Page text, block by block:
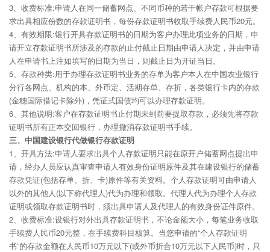
3、收费标准:申请人在同一储蓄网点、不同币种的若干帐户存款可根据要
求出具相应份数的存款证明书，每份存款证明书收取手续费人民币20元。
4、有效期限:银行开具存款证明书的日期为客户办理此项业务的日期，申
请开立存款证明书所涉及的存款的止付截止日期由申请人决定，并由申请
人在申请书上注如填写的日期为当日，则截止日为开证当日。
5、存款种类:用于办理存款证明书业务的存单为客户本人在中国农业银行
分行各网点、机构的本、外币定、活期存单、存折，各类银行卡内的存款
(金穗国际借记卡除外)，凭证式国债均可以办理存款证明。
6、其他说明:客户在存款证明书止付期未到前要提取存款，必须先将存款
证明书所有正本交回银行，办理撤消存款证明书手续。
三、中国建设银行代做银行存款证明
1、开具方法:申请人要求出具个人存款证明只能在原开户储蓄网点提出申
请，经办人员应认真审查申请人有效身份证明原件及其在建设银行的储蓄
存款凭证(包括存单、折、卡)原件等有关资料。个人存款证明可由申请人
以外的其他人(以下称代理人)代为办理和领取。代理人代为办理个人存款
证明或领取存款证明书时，须出具申请人及代理人的有效身份证件原件。
2、收费标准:设银行对外出具存款证明书，不论金额大小，每笔业务收取
手续费人民币20元整，在手续费科目核算。当您申请的“个人存款证明
书”的存款金额在人民币10万元以下(或外币折合10万元以下人民币)时，只